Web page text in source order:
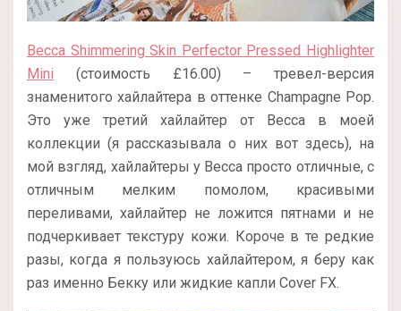
Becca Shimmering Skin Perfector Pressed Highlighter
Mini (стоимость £16.00) – тревел-версия
знаменитого хайлайтера в оттенке Champagne Pop.
Это уже третий хайлайтер от Becca в моей
коллекции (я рассказывала о них вот здесь), на
мой взгляд, хайлайтеры у Becca просто отличные, с
отличным мелким помолом, красивыми
переливами, хайлайтер не ложится пятнами и не
подчеркивает текстуру кожи. Короче в те редкие
разы, когда я пользуюсь хайлайтером, я беру как
раз именно Бекку или жидкие капли Cover FX.